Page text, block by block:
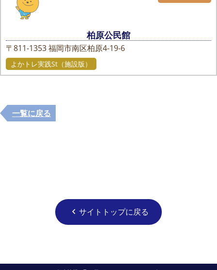
柏原公民館
〒811-1353福岡市南区柏原4-19-6
よかトレ実践St（施設版）
一覧に戻る
chevron_left サイトトップに戻る